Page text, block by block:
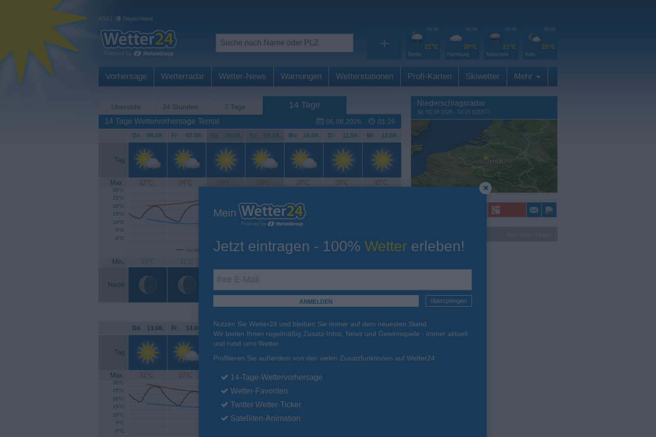
RSS | Deutschland
+
01:00
21°C
Berlin
01:00
20°C
Hamburg
01:00
21°C
München
01:00
22°C
Köln
Vorhersage Wetterradar Wetter-News Warnungen Wetterstationen Profi-Karten Skiwetter Mehr
Übersicht 24 Stunden 7 Tage 14 Tage
06.08.2026 01:26
14 Tage Wettervorhersage Ternat
Do. 06.08. Fr. 07.08. Sa. 08.08. So. 09.08. Mo. 10.08. Di. 11.08. Mi. 12.08.
Tag
Max. 22°C 24°C 28°C 30°C 28°C 29°C 32°C
Höchsttemperatur Tiefsttemperatur Aktuelle Temperatur
0°C
5°C
10°C
15°C
20°C
25°C
30°C
Min. 14°C 11°C
Nacht
Do. 13.08. Fr. 14.08. Sa. 15.08. So. 16.08. Mo . 17.08. Di. 18.08. Mi. 19.08.
Tag
Max. 31°C 27°C 26°C 25°C 24°C
0°C
5°C
10°C
15°C
20°C
25°C
30°C
Niederschlagsradar
Sa. 01.08.2026 - 14:15 (CEST)
Ternat
Mein
Jetzt eintragen - 100% Wetter erleben!
überspringen
Nutzen Sie Wetter24 und bleiben Sie immer auf dem neuesten Stand.
Wir bieten Ihnen regelmäßig Zusatz-Infos, News und Gewinnspiele - immer aktuell
und rund ums Wetter.
Profitieren Sie außerdem von den vielen Zusatzfunktionen auf Wetter24:
14-Tage-Wettervorhersage
Wetter-Favoriten
Twitter Wetter-Ticker
Satelliten-Animation